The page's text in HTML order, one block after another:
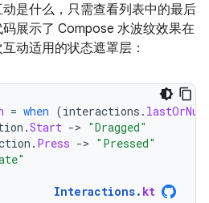
是什么，只需查看列表中的最后
展示了 Compose 水波纹效果在
动适用的状态遮罩层：
= when (interactions .
.Start -> "Dragged"
. Press -> "Pressed"
Interactions. kt